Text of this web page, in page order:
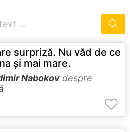
surpriză. Nu văd de ce
şi mai mare.
Nabokov despre